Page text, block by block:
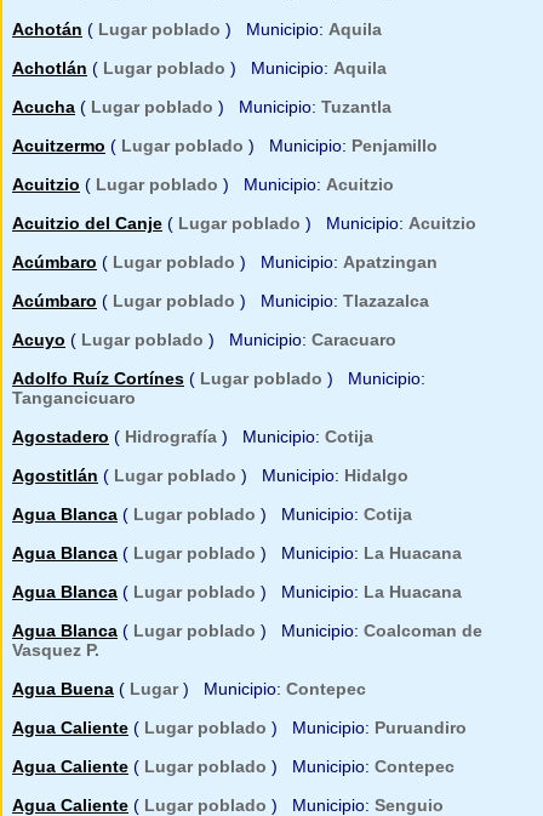
Achotán ( Lugar poblado ) Municipio: Aquila
Achotlán ( Lugar poblado ) Municipio: Aquila
Acucha ( Lugar poblado ) Municipio: Tuzantla
Acuitzermo ( Lugar poblado ) Municipio: Penjamillo
Acuitzio ( Lugar poblado ) Municipio: Acuitzio
Acuitzio del Canje ( Lugar poblado ) Municipio: Acuitzio
Acúmbaro ( Lugar poblado ) Municipio: Apatzingan
Acúmbaro ( Lugar poblado ) Municipio: Tlazazalca
Acuyo ( Lugar poblado ) Municipio: Caracuaro
Adolfo Ruíz Cortínes ( Lugar poblado ) Municipio:
Tangancicuaro
Agostadero ( Hidrografía ) Municipio: Cotija
Agostitlán ( Lugar poblado ) Municipio: Hidalgo
Agua Blanca ( Lugar poblado ) Municipio: Cotija
Agua Blanca ( Lugar poblado ) Municipio: La Huacana
Agua Blanca ( Lugar poblado ) Municipio: La Huacana
Agua Blanca ( Lugar poblado ) Municipio: Coalcoman de
Vasquez P.
Agua Buena ( Lugar) Municipio: Contepec
Agua Caliente ( Lugar poblado ) Municipio: Puruandiro
Agua Caliente ( Lugar poblado ) Municipio: Contepec
Agua Caliente ( Lugar poblado ) Municipio: Senguio